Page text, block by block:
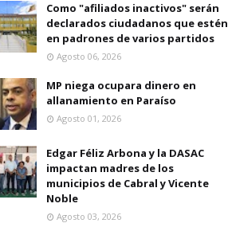
Como "afiliados inactivos" serán
declarados ciudadanos que estén
en padrones de varios partidos
Agosto 06, 2026
MP niega ocupara dinero en
allanamiento en Paraíso
Agosto 01, 2026
Edgar Féliz Arbona y la DASAC
impactan madres de los
municipios de Cabral y Vicente
Noble
Agosto 03, 2026